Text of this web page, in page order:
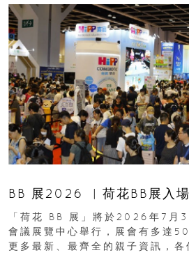
BB 展2026 ︳荷花BB展入
「荷花 BB 展」將於2026年7月
會議展覽中心舉行，展會有多達
更多最新、最齊全的親子資訊，